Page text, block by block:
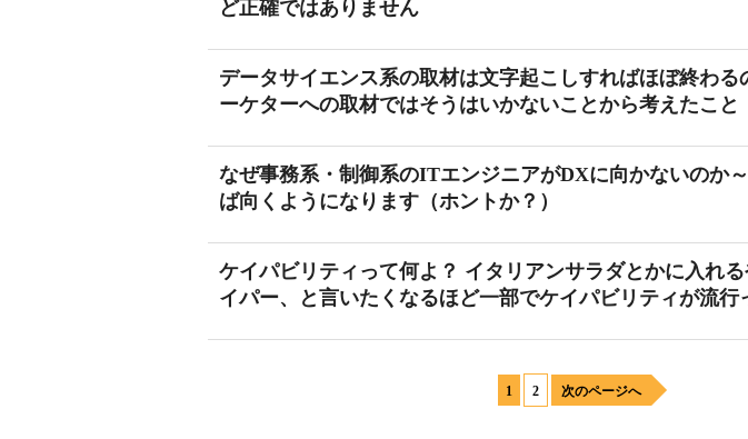
ど正確ではありません
データサイエンス系の取材は文字起こしすればほぼ終わる
ーケターへの取材ではそうはいかないことから考えたこと
なぜ事務系・制御系のITエンジニアがDXに向かないのか
ば向くようになります（ホントか？）
ケイパビリティって何よ？ イタリアンサラダとかに入れ
イパー、と言いたくなるほど一部でケイパビリティが流行
1 2 次のページへ